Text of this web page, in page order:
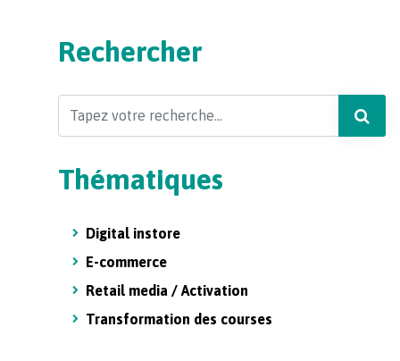
Rechercher
Thématiques
Digital instore
E-commerce
Retail media / Activation
Transformation des courses